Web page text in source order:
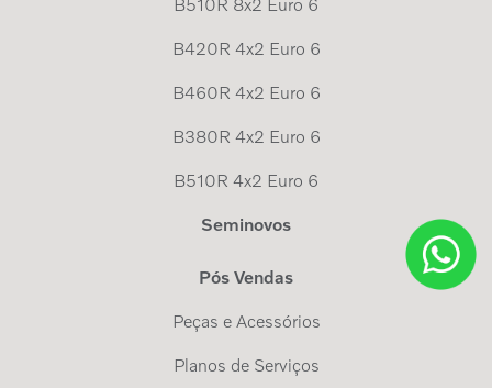
B510R 8x2 Euro 6
B420R 4x2 Euro 6
B460R 4x2 Euro 6
B380R 4x2 Euro 6
B510R 4x2 Euro 6
Seminovos
Pós Vendas
Peças e Acessórios
Planos de Serviços